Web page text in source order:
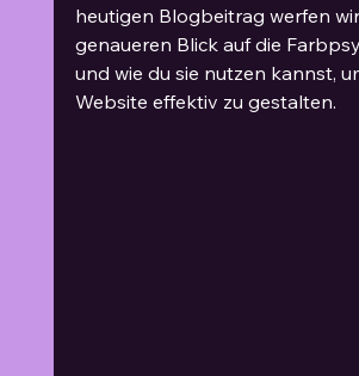
heutigen Blogbeitrag werfen
genaueren Blick auf die
und wie du sie nutzen kannst,
Website effektiv zu gestalten.